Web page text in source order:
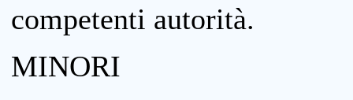
competenti autorità.
MINORI